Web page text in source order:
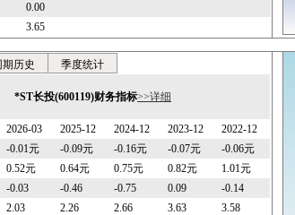
0.00
3.65
期历史 季度统计
*ST长投(600119)财务指标>>详细
2026-03 2025-12 2024-12 2023-12
2022-12
-0.01元 -0.09元 -0.16元 -0.07元
-0.06元
0.52元 0.64元 0.75元 0.82元
1.01元
-0.03 -0.46 -0.75 0.09
-0.14
2.03 2.26 2.66 3.63
3.58